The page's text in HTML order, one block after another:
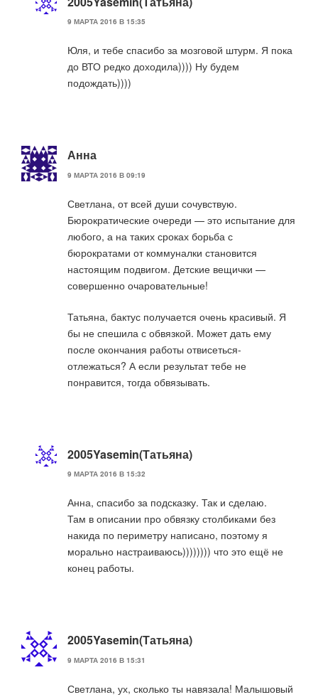
9 МАРТА 2016 В 15:35
Юля, и тебе спасибо за мозговой штурм. Я пока
до ВТО редко доходила)))) Ну будем
подождать))))
Анна
9 МАРТА 2016 В 09:19
Светлана, от всей души сочувствую.
Бюрократические очереди — это испытание для
любого, а на таких сроках борьба с
бюрократами от коммуналки становится
настоящим подвигом. Детские вещички —
совершенно очаровательные!
Татьяна, бактус получается очень красивый. Я
бы не спешила с обвязкой. Может дать ему
после окончания работы отвисеться-
отлежаться? А если результат тебе не
понравится, тогда обвязывать.
2005Yasemin(Татьяна)
9 МАРТА 2016 В 15:32
Анна, спасибо за подсказку. Так и сделаю.
Там в описании про обвязку столбиками без
накида по периметру написано, поэтому я
морально настраиваюсь)))))))) что это ещё не
конец работы.
2005Yasemin(Татьяна)
9 МАРТА 2016 В 15:31
Светлана, ух, сколько ты навязала! Малышовый